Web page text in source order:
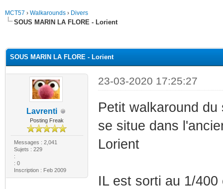
MCT57 › Walkarounds › Divers
SOUS MARIN LA FLORE - Lorient
SOUS MARIN LA FLORE - Lorient
Lavrenti
Posting Freak
Messages : 2,041
Sujets : 229
:
: 0
Inscription : Feb 2009
23-03-2020 17:25:27
Petit walkaround
se situe dans
Lorient
IL est sorti au 1/